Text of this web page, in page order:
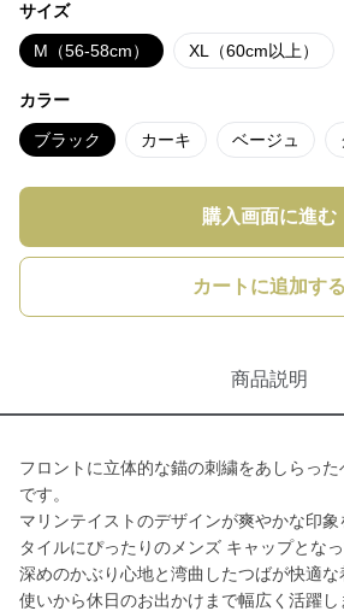
サイズ
M（56-58cm） XL（60cm以上）
カラー
ブラック カーキ ベージュ
購入画面に進む
カートに追加する
商品説明
フロントに立体的な錨の刺繍をあしらっ
です。
マリンテイストのデザインが爽やかな印
タイルにぴったりのメンズ キャップとなっ
深めのかぶり心地と湾曲したつばが快適
使いから休日のお出かけまで幅広く活躍し